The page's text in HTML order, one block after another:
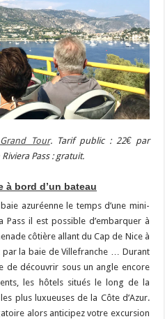
Tour. Tarif public : 22€ par
Pass : gratuit.
à bord d’un bateau
azuréenne le temps d’une mini-
Pass il est possible d’embarquer à
côtière allant du Cap de Nice à
par la baie de Villefranche … Durant
de découvrir sous un angle encore
les hôtels situés le long de la
plus luxueuses de la Côte d’Azur.
alors anticipez votre excursion